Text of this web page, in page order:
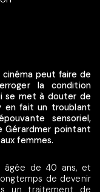
cinéma peut faire de
la condition
se met à douter de
en fait un troublant
sensoriel,
Gérardmer pointant
femmes.
âgée de 40 ans, et
de devenir
un traitement de